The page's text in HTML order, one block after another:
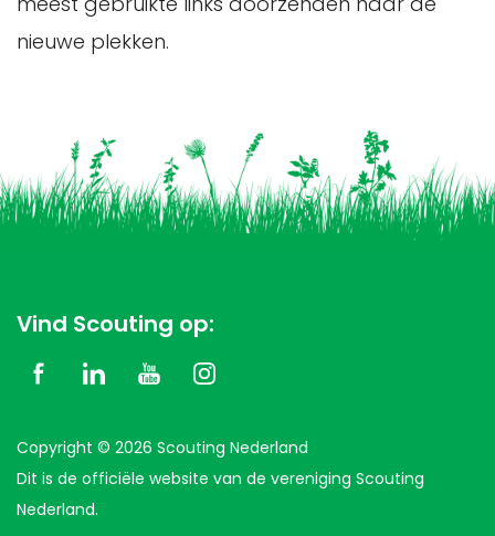
nieuwe plekken.
Vind Scouting op:
Copyright © 2026 Scouting Nederland
Dit is de officiële website van de vereniging Scouting
Nederland.